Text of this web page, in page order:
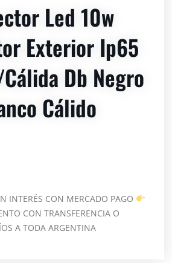
Led 10w
Exterior Ip65
Db Negro
Cálido
INTERÉS CON MERCADO PAGO
CON TRANSFERENCIA O
A TODA ARGENTINA